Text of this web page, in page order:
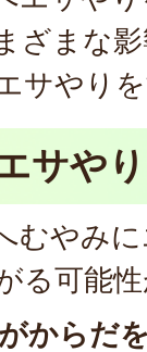
ざまな
サやり
サや
むやみ
る可能性
からだ